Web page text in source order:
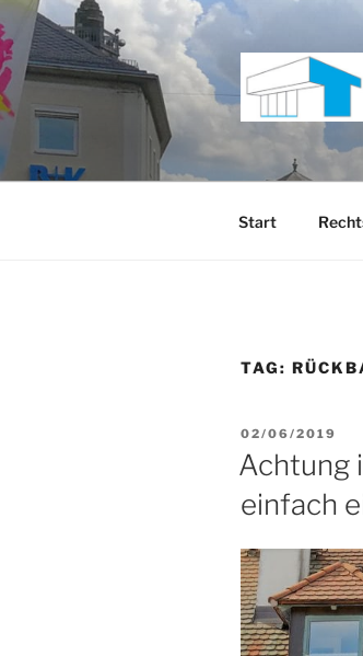
Inhalt
springen
Start
TAG:
AM
02/06/2019
Achtung
einfach